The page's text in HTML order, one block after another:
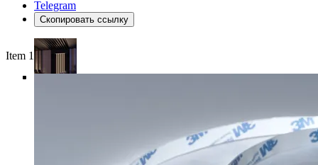
Telegram
Скопировать ссылку
Item 1 of 6